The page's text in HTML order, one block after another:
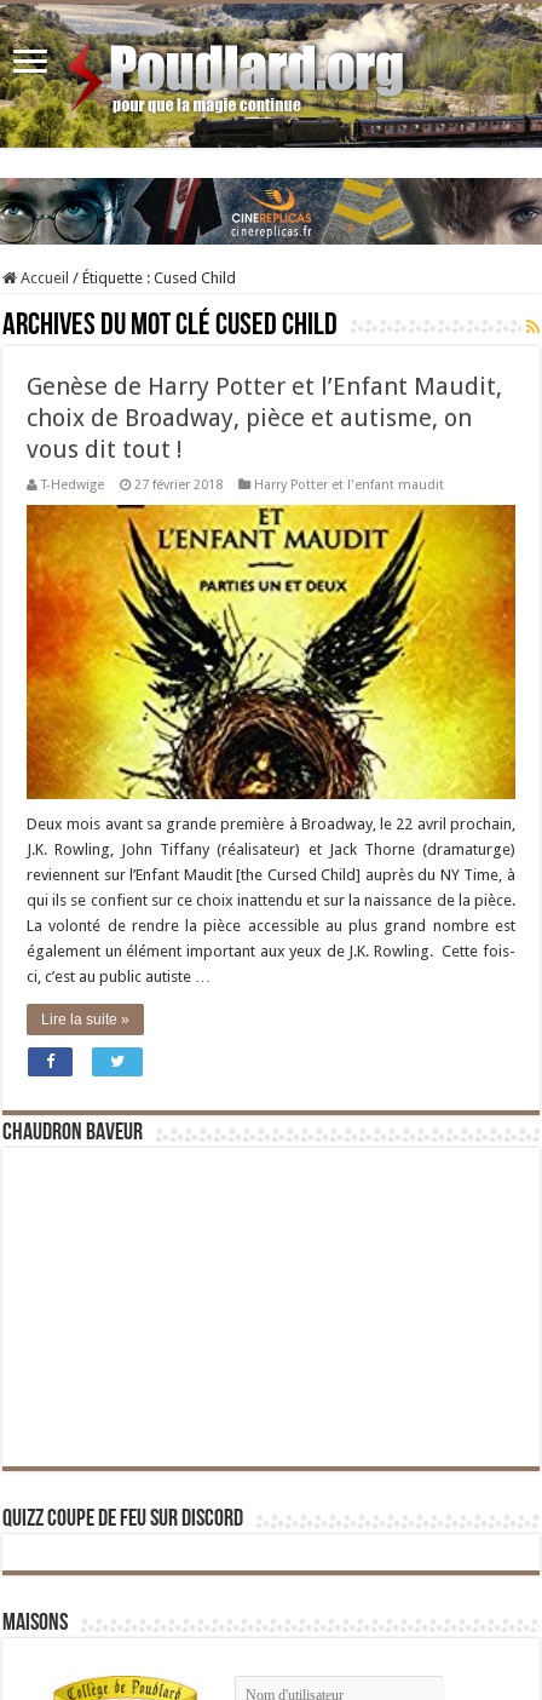
Accueil / Étiquette :Cused Child
Archives du mot cléCused Child
Genèse de Harry Potter et l’Enfant Maudit,
choix de Broadway, pièce et autisme, on
vous dit tout !
T-Hedwige 27 février 2018 Harry Potter et l'enfant maudit
Deux mois avant sa grande première à Broadway, le 22 avril prochain,
J.K. Rowling, John Tiffany (réalisateur) et Jack Thorne (dramaturge)
reviennent sur l’Enfant Maudit [the Cursed Child] auprès du NY Time, à
qui ils se confient sur ce choix inattendu et sur la naissance de la pièce.
La volonté de rendre la pièce accessible au plus grand nombre est
également un élément important aux yeux de J.K. Rowling. Cette fois-
ci, c’est au public autiste …
Lire la suite »
Chaudron Baveur
Quizz Coupe de Feu sur Discord
Maisons